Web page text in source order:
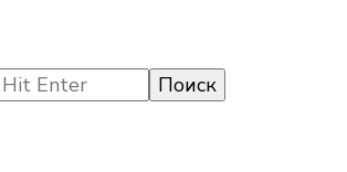
для пневматического оружия